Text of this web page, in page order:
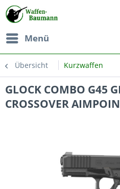
Menü
Übersicht Kurzwaffen
GLOCK COMBO G45
CROSSOVER